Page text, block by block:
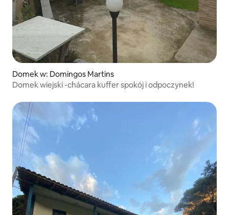
Domek w: Domingos Martins
Domek wiejski -chácara kuffer spokój i odpoczynek!